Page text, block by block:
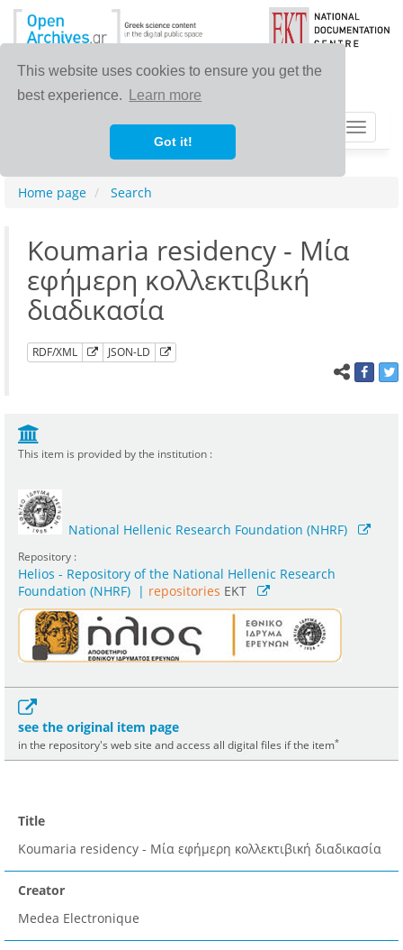
This website uses cookies to ensure you get the
best experience.
Learn more
Got it!
Toggle
Home page Search
Koumaria residency - Μία
εφήμερη κολλεκτιβική
διαδικασία
RDF/XML JSON-LD
This item is provided by the institution :
National Hellenic Research Foundation (NHRF)
Repository :
Helios - Repository of the National Hellenic Research
Foundation (NHRF) | repositories EKT
see the original item page
in the repository's web site and access all digital files if the item*
Title
Koumaria residency - Μία εφήμερη κολλεκτιβική διαδικασία
Creator
Medea Electronique